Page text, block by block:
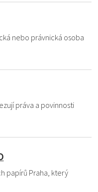
nebo právnická osoba
práva a povinnosti
papírů Praha, který